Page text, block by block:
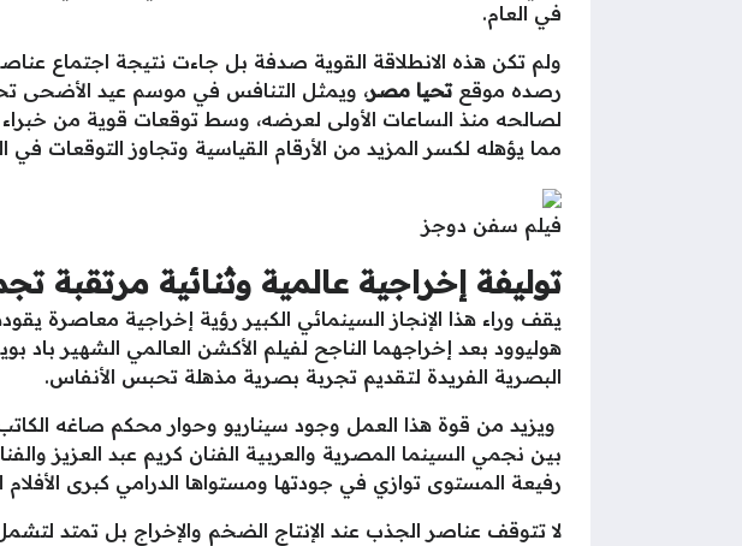
في العام.
ولم تكن هذه الانطلاقة القوية صدفة بل جاءت نتيجة اجتماع
رصده موقعتحيا مصر، ويمثل التنافس في موسم عيد الأضحى
لصالحه منذ الساعات الأولى لعرضه، وسط توقعات قوية من خبراء
مما يؤهله لكسر المزيد من الأرقام القياسية وتجاوز التوقعات
فيلم سفن دوجز
توليفة إخراجية عالمية وثنائية مرتقبة
يقف وراء هذا الإنجاز السينمائي الكبير رؤية إخراجية معاصرة
هوليوود بعد إخراجهما الناجح لفيلم الأكشن العالمي الشهير باد
البصرية الفريدة لتقديم تجربة بصرية مذهلة تحبس الأنفاس.
ويزيد من قوة هذا العمل وجود سيناريو وحوار محكم صاغه
بين نجمي السينما المصرية والعربية الفنان كريم عبد العزيز
رفيعة المستوى توازي في جودتها ومستواها الدرامي كبرى الأفلام
لا تتوقف عناصر الجذب عند الإنتاج الضخم والإخراج بل تمتد